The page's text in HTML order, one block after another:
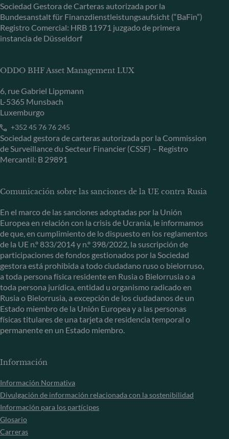
Sociedad Gestora de Carteras autorizada por la
Bundesanstalt für Finanzdienstleistungsaufsicht (“BaFin”)
Registro Comercial: HRB 11971 juzgado de primera
instancia de Düsseldorf
ODDO BHF Asset Management LUX
6, rue Gabriel Lippmann
L-5365 Munsbach
Luxemburgo
+352 45 76 76 245
Sociedad gestora de carteras autorizada por la Commission
de Surveillance du Secteur Financier (CSSF) – Registro
Mercantil: B 29891
Comunicación sobre las sanciones de la UE contra Rusia
En el marco de las sanciones adoptadas por la Unión
Europea en relación con la crisis de Ucrania, le informamos
de que, en cumplimiento de lo dispuesto en los reglamentos
de la UE n.º 833/2014 y n.º 398/2022, la suscripción de
participaciones de fondos gestionados por la Sociedad
gestora está prohibida a todo ciudadano ruso o bielorruso,
a toda persona física residente en Rusia o Bielorrusia o a
toda persona jurídica, entidad u organismo radicado en
Rusia o Bielorrusia, a excepción de los ciudadanos de un
Estado miembro de la Unión Europea y a las personas
físicas titulares de una tarjeta de residencia temporal o
permanente en un Estado miembro.
Información
Información Normativa
Divulgación de información relacionada con la sostenibilidad
Información para los partícipes
Glosario
Carreras